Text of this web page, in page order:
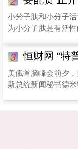
小分子肽和小分子
为小分子肽是有活
3 恒财网 “特普会”前夕
美俄首脑峰会前夕
斯总统新闻秘书德